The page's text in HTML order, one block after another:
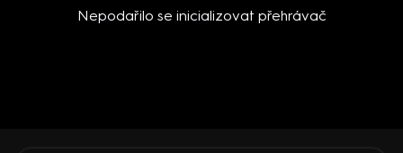
Nepodařilo se inicializovat přehrávač